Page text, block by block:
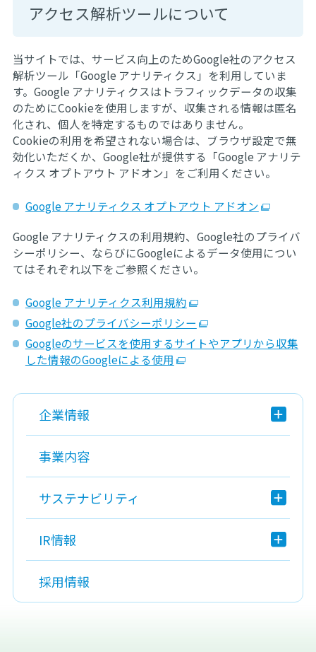
アクセス解析ツールについて
当サイトでは、サービス向上のためGoogle社のアクセス
解析ツール「Google アナリティクス」を利用していま
す。Google アナリティクスはトラフィックデータの収集
のためにCookieを使用しますが、収集される情報は匿名
化され、個人を特定するものではありません。
Cookieの利用を希望されない場合は、ブラウザ設定で無
効化いただくか、Google社が提供する「Google アナリテ
ィクス オプトアウト アドオン」をご利用ください。
Google アナリティクス オプトアウト アドオン
Google アナリティクスの利用規約、Google社のプライバ
シーポリシー、ならびにGoogleによるデータ使用につい
てはそれぞれ以下をご参照ください。
Google アナリティクス利用規約
Google社のプライバシーポリシー
Googleのサービスを使用するサイトやアプリから収集
した情報のGoogleによる使用
企業情報
事業内容
サステナビリティ
IR情報
採用情報